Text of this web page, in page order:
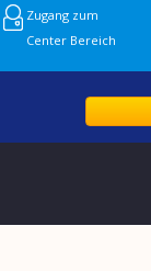
Zugang zum
Center Bereich